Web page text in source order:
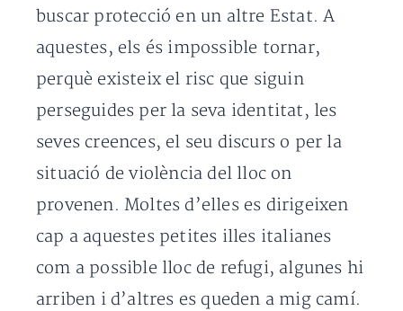
buscar protecció en un altre Estat. A
aquestes, els és impossible tornar,
perquè existeix el risc que siguin
perseguides per la seva identitat, les
seves creences, el seu discurs o per la
situació de violència del lloc on
provenen. Moltes d’elles es dirigeixen
cap a aquestes petites illes italianes
com a possible lloc de refugi, algunes hi
arriben i d’altres es queden a mig camí.